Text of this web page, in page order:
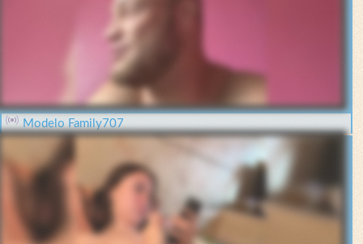
Modelo Family707